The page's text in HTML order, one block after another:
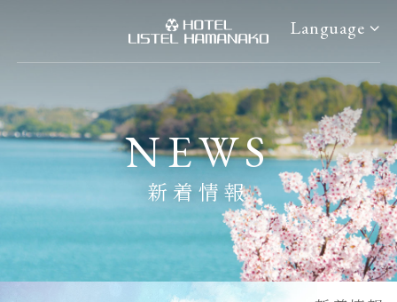
Language
NEWS
新着情報
ご宿泊予約
ご予約確認・変更
ご予約のキャンセル
会員マイページ
浜名湖体験
アクティビティ情報
イベントカレンダー
アクセス
過ごし方